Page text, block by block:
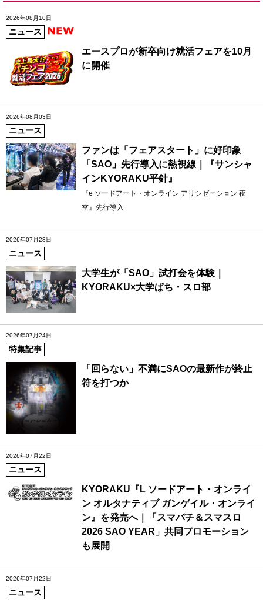
2026年08月10日
ニュース
エースプロが新卒向け就活フェアを10月
に開催
2026年08月03日
ニュース
ファンは「フェアスタート」に好印象
「SAO」先行導入に熱視線｜『サンシャ
インKYORAKU平針』
『e ソードアート・オンライン アリシゼーション 夜
空』先行導入
2026年07月28日
ニュース
大学生が「SAO」試打会を体験｜
KYORAKU×大学ぱち・スロ部
2026年07月24日
特集記事
「回らない」不満にSAOの最新作が終止
符を打つか
2026年07月22日
ニュース
KYORAKU『L ソードアート・オンライ
ン オルタナティブ ガンゲイル・オンライ
ン』を発売へ｜「スマパチ＆スマスロ
2026 SAO YEAR」共同プロモーション
も展開
2026年07月22日
ニュース